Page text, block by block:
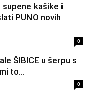
kašike i
PUNO novih
0
ŠIBICE u šerpu s
to...
0